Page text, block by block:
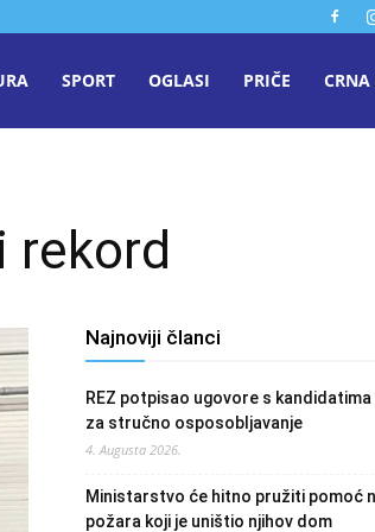
SPORT OGLASI PRIČE
rekord
Najnoviji članci
REZ potpisao ugovore s
za stručno osposobljavanje
4. Augusta 2026.
Ministarstvo će hitno pružiti pomoć
požara koji je uništio njihov dom